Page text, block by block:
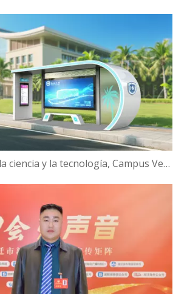
Impulsado por la ciencia y la tecnología, Campus Verde | ¡Hanbang Intelligence trabaja con la Universidad de Hainan para construir una nueva ecología de viajes inteligentes!